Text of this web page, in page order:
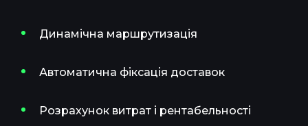
Динамічна маршрутизація
Автоматична фіксація доставок
Розрахунок витрат і рентабельності